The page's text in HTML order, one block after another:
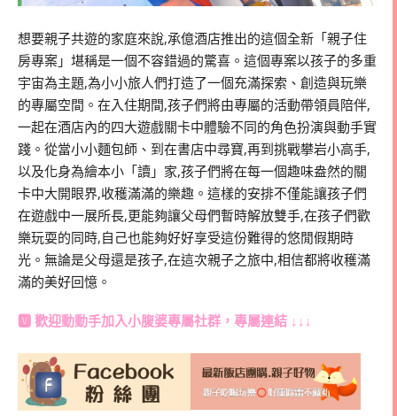
想要親子共遊的家庭來說,承億酒店推出的這個全新「親子住
房專案」堪稱是一個不容錯過的驚喜。這個專案以孩子的多重
宇宙為主題,為小小旅人們打造了一個充滿探索、創造與玩樂
的專屬空間。在入住期間,孩子們將由專屬的活動帶領員陪伴,
一起在酒店內的四大遊戲關卡中體驗不同的角色扮演與動手實
踐。從當小小麵包師、到在書店中尋寶,再到挑戰攀岩小高手,
以及化身為繪本小「讀」家,孩子們將在每一個趣味盎然的關
卡中大開眼界,收穫滿滿的樂趣。這樣的安排不僅能讓孩子們
在遊戲中一展所長,更能夠讓父母們暫時解放雙手,在孩子們歡
樂玩耍的同時,自己也能夠好好享受這份難得的悠閒假期時
光。無論是父母還是孩子,在這次親子之旅中,相信都將收穫滿
滿的美好回憶。
🆅 歡迎動動手加入小腹婆專屬社群 ，專屬連結 ↓↓↓